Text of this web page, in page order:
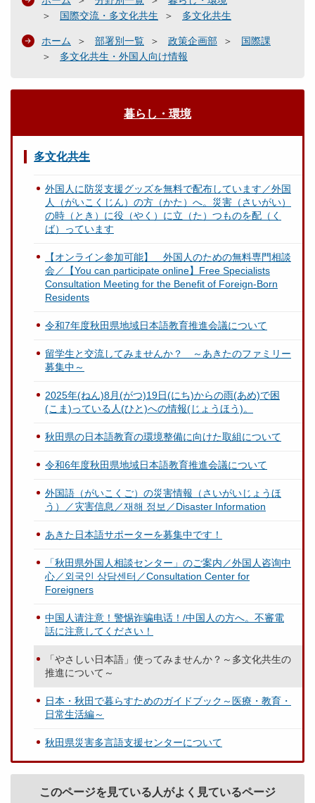
国際交流・多文化共生
多文化共生
ホーム 部署別一覧 政策企画部
国際課
多文化共生・外国人向け情報
暮らし・環境
多文化共生
外国人に防災支援グッズを無料で配布しています／外国
人（がいこくじん）の方（かた）へ。災害（さいがい）
の時（とき）に役（やく）に立（た）つものを配（く
ば）っています
【オンライン参加可能】 外国人のための無料専門相談
会／【You can participate online】Free Specialists
Consultation Meeting for the Benefit of Foreign-Born
Residents
令和7年度秋田県地域日本語教育推進会議について
留学生と交流してみませんか？ ～あきたのファミリー
募集中～
2025年(ねん)8月(がつ)19日(にち)からの雨(あめ)で困
(こま)っている人(ひと)への情報(じょうほう)。
秋田県の日本語教育の環境整備に向けた取組について
令和6年度秋田県地域日本語教育推進会議について
外国語（がいこくご）の災害情報（さいがいじょうほ
う）／灾害信息／재해 정보／Disaster Information
あきた日本語サポーターを募集中です！
「秋田県外国人相談センター」のご案内／外国人咨询中
心／외국인 상담센터／Consultation Center for
Foreigners
中国人请注意！警惕诈骗电话！/中国人の方へ。不審電
話に注意してください！
「やさしい日本語」使ってみませんか？～多文化共生の
推進について～
日本・秋田で暮らすためのガイドブック～医療・教育・
日常生活編～
秋田県災害多言語支援センターについて
このページを見ている人がよく見ているページ